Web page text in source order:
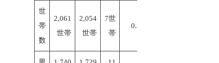
世
帯
数
2,061
世帯
2,054
世帯
7世
帯
0.34%